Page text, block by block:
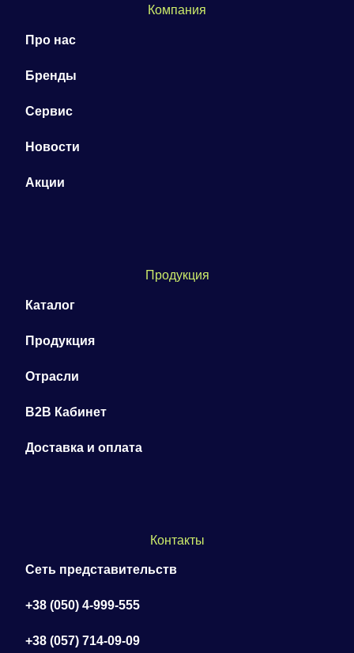
Компания
Про нас
Бренды
Сервис
Новости
Акции
Продукция
Каталог
Продукция
Отрасли
B2B Кабинет
Доставка и оплата
Контакты
Сеть представительств
+38 (050) 4-999-555
+38 (057) 714-09-09